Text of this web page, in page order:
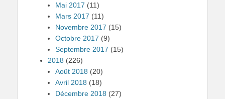
Mai 2017 (11)
Mars 2017 (11)
Novembre 2017 (15)
Octobre 2017 (9)
Septembre 2017 (15)
2018 (226)
Août 2018 (20)
Avril 2018 (18)
Décembre 2018 (27)